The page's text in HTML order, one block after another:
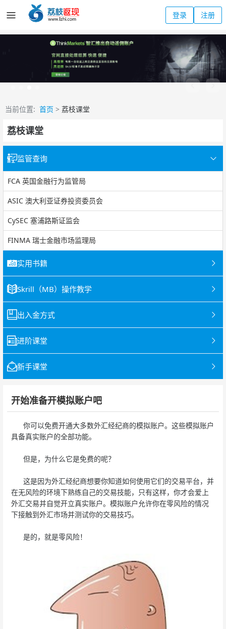
登录 注册
当前位置: 首页 > 荔枝课堂
荔枝课堂
监管查询
FCA 英国金融行为监管局
ASIC 澳大利亚证券投资委员会
CySEC 塞浦路斯证监会
FINMA 瑞士金融市场监理局
实用书籍
Skrill（MB）操作教学
出入金方式
进阶课堂
新手课堂
开始准备开模拟账户吧
你可以免费开通大多数外汇经纪商的模拟账户。这些模拟账户
具备真实账户的全部功能。
但是，为什么它是免费的呢？
这是因为外汇经纪商想要你知道如何使用它们的交易平台，并
在无风险的环境下熟练自己的交易技能，只有这样，你才会爱上
外汇交易并自觉开立真实账户。模拟账户允许你在零风险的情况
下接触到外汇市场并测试你的交易技巧。
是的，就是零风险！